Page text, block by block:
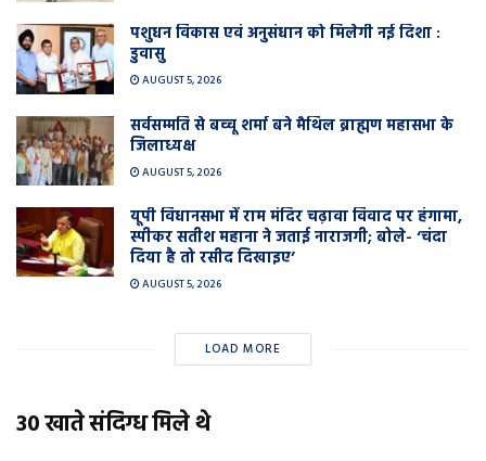
पशुधन विकास एवं अनुसंधान को मिलेगी नई दिशा :
डुवासु
AUGUST 5, 2026
सर्वसम्मति से बच्चू शर्मा बने मैथिल ब्राह्मण महासभा के
जिलाध्यक्ष
AUGUST 5, 2026
यूपी विधानसभा में राम मंदिर चढ़ावा विवाद पर हंगामा,
स्पीकर सतीश महाना ने जताई नाराजगी; बोले- ‘चंदा
दिया है तो रसीद दिखाइए’
AUGUST 5, 2026
LOAD MORE
30 खाते संदिग्ध मिले थे